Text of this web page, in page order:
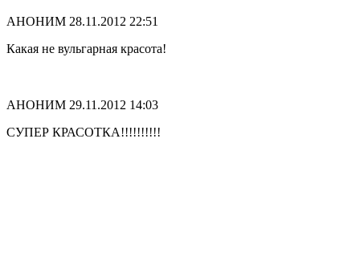
АНОНИМ 28.11.2012 22:51
Какая не вульгарная красота!
АНОНИМ 29.11.2012 14:03
СУПЕР КРАСОТКА!!!!!!!!!!